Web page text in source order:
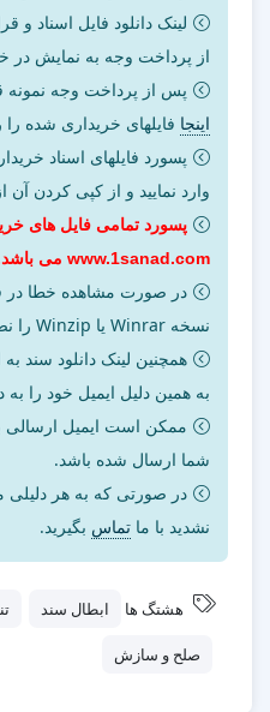
لینک دانلود فایل اسناد و
از پرداخت وجه به نمایش در
پس از پرداخت وجه نمونه
اینجا فایلهای خریداری شده را را تا
پسورد فایلهای اسناد
وارد نمایید و از کپی کردن
پسورد تمامی فایل های
www.1sanad.com می باشد.
در صورت مشاهده خطا در
نسخه Winrar یا Winzip را نصب نمایید.
همچنین لینک دانلود سند
به همین دلیل ایمیل خود را به
شما ارسال شده باشد.
در صورتی که به هر دلیلی
نشدید با ما تماس بگیرید.
هشتگ ها ابطال سند
صلح و سازش